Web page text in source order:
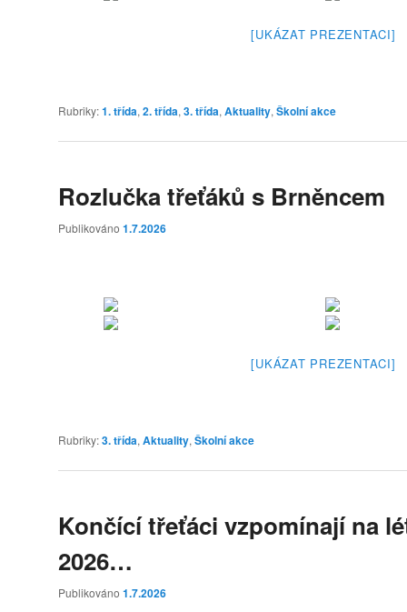
[UKÁZAT PREZENTACI]
Rubriky:1. třída, 2. třída, 3. třída, Aktuality, Školní akce
Rozlučka třeťáků s Brněncem
Publikováno 1.7.2026
[UKÁZAT PREZENTACI]
Rubriky:3. třída, Aktuality, Školní akce
Končící třeťáci vzpomínají na
2026…
Publikováno 1.7.2026